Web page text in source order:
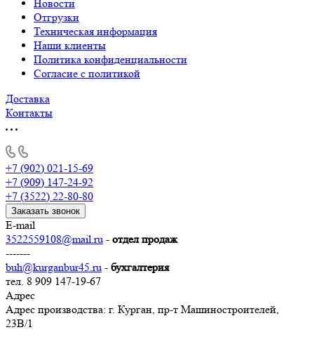
Новости
Отгрузки
Техническая информация
Наши клиенты
Политика конфиденциальности
Согласие с политикой
Доставка
Контакты
+7 (902) 021-15-69
+7 (909) 147-24-92
+7 (3522) 22-80-80
Заказать звонок
E-mail
3522559108@mail.ru - отдел продаж
-------
buh@kurganbur45.ru - бухгалтерия
тел. 8 909 147-19-67
Адрес
Адрес производства: г. Курган, пр-т Машиностроителей,
23В/1